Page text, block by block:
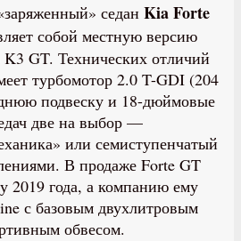
седан Kia Forte
собой местную версию
GT. Технических отличий
турбомотор 2.0 T-GDI (204
подвеску и 18-дюймовые
две на выбор —
или семиступенчатый
В продаже Forte GT
2019 года, а компанию ему
с базовым двухлитровым
обвесом.